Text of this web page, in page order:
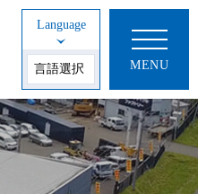
Language
MENU